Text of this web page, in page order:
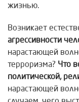
жизнью.
Возникает
агрессивности
нарастающей
терроризма? Что
политической,
нарастающей